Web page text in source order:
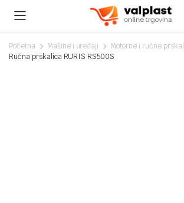
Početna Mašine i uređaji
Motorne i ručne
Ručna prskalica RURIS RS500S